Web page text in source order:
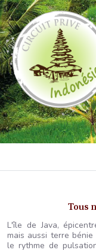
Tous
L'île de Java,
mais aussi terre
le rythme de